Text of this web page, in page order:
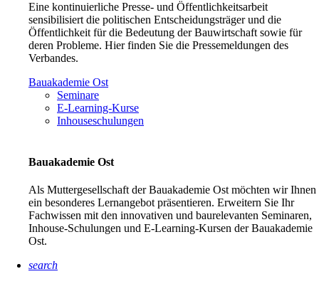
Eine kontinuierliche Presse- und Öffentlichkeitsarbeit
sensibilisiert die politischen Entscheidungsträger und die
Öffentlichkeit für die Bedeutung der Bauwirtschaft sowie für
deren Probleme. Hier finden Sie die Pressemeldungen des
Verbandes.
Bauakademie Ost
Seminare
E-Learning-Kurse
Inhouseschulungen
Bauakademie Ost
Als Muttergesellschaft der Bauakademie Ost möchten wir Ihnen
ein besonderes Lernangebot präsentieren. Erweitern Sie Ihr
Fachwissen mit den innovativen und baurelevanten Seminaren,
Inhouse-Schulungen und E-Learning-Kursen der Bauakademie
Ost.
search